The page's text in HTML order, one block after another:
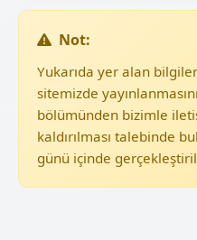
Not:
Yukarıda yer alan
sitemizde
bölümünden bizimle
kaldırılması talebinde
günü içinde